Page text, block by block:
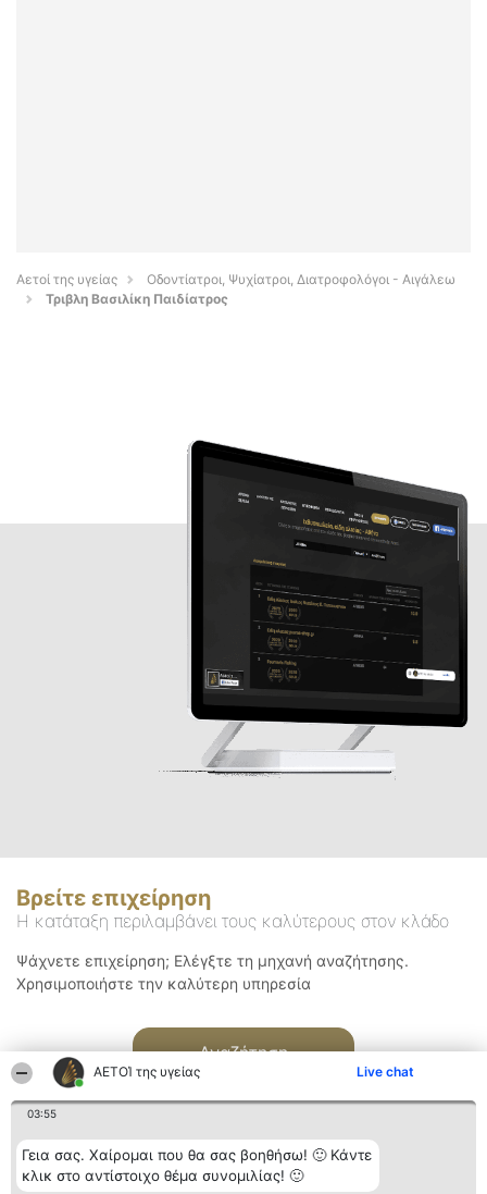
ΑΕΤΟΊ της υγείας Live chat
03:55
Γεια σας. Χαίρομαι που θα σας βοηθήσω! 🙂 Κάντε
κλικ στο αντίστοιχο θέμα συνομιλίας! 🙂
Αετοί της υγείας
Οδοντίατροι, Ψυχίατροι, Διατροφολόγοι - Αιγάλεω
Τριβλη Βασιλίκη Παιδίατρος
Βρείτε επιχείρηση
Η κατάταξη περιλαμβάνει τους καλύτερους στον κλάδο
Ψάχνετε επιχείρηση; Ελέγξτε τη μηχανή αναζήτησης.
Χρησιμοποιήστε την καλύτερη υπηρεσία
Αναζήτηση